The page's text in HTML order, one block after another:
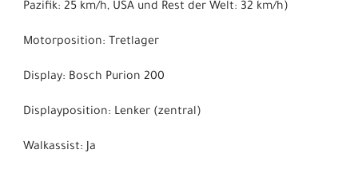
Pazifik: 25 km/h, USA und Rest der Welt: 32 km/h)
Motorposition: Tretlager
Display: Bosch Purion 200
Displayposition: Lenker (zentral)
Walkassist: Ja